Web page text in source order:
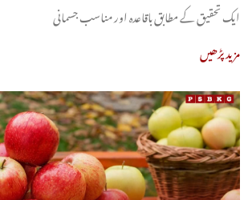
ایک تحقیق کے مطابق باقاعدہ اور مناسب جسمانی
مزید پڑھیں